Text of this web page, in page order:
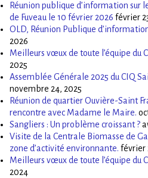
Réunion publique d’information sur
de Fuveau le 10 février 2026 février
OLD, Réunion Publique
2026
Meilleurs vœux de toute l’équipe du
2025
Assemblée Générale 2025 du CIQ
novembre 24, 2025
Réunion de quartier Ouvière-Saint
rencontre avec Madame le Maire.
Sangliers : Un problème croissant ?
Visite de la Centrale Biomasse de
zone d’activité environnante. février
Meilleurs vœux de toute l’équipe du
2024